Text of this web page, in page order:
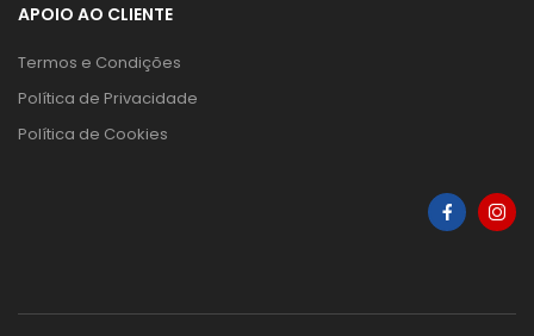
APOIO AO CLIENTE
Termos e Condições
Política de Privacidade
Política de Cookies